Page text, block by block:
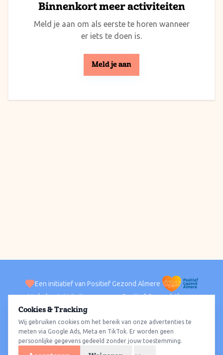
Binnenkort meer activiteiten
Meld je aan om als eerste te horen wanneer
er iets te doen is.
Meld je aan
Een initiatief van Positief Gezond Almere
VerhalenActiviteiten Positief Gezond Almere
ACTIVITEITEN PER WIJK
Alle wijkenAlmere HavenAlmere StadAlmere BuitenAlmere Poort
Almere HoutAlmere OosterwoldWat te doen
Cookies & Tracking
Wij gebruiken cookies om het bereik van onze advertenties te
meten via Google Ads, Meta en TikTok. Er worden geen
persoonlijke gegevens gedeeld zonder jouw toestemming.